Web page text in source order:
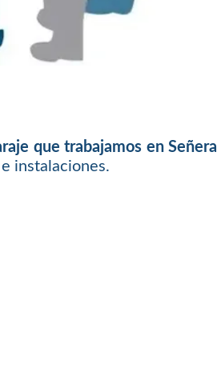
que trabajamos en Señera
instalaciones.